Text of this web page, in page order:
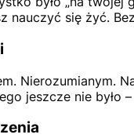
nauczyć się żyć.
Nierozumianym.
jeszcze nie było